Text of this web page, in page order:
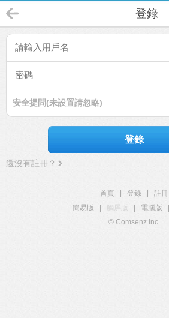
登錄
安全提問(未設置請忽略)
登錄
還沒有註冊？
首頁 登錄
註冊
簡易版
觸屏版 電腦版
© Comsenz Inc.